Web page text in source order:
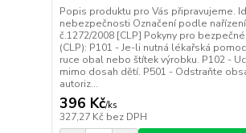
Popis produktu pro Vás připravujeme.
nebezpečnosti Označení podle nařízení
č.1272/2008 [CLP] Pokyny pro
(CLP): P101 - Je-li nutná lékařská
ruce obal nebo štítek výrobku. P102 -
mimo dosah dětí. P501 - Odstraňte
autoriz...
396 Kč/ks
327,27 Kč bez DPH